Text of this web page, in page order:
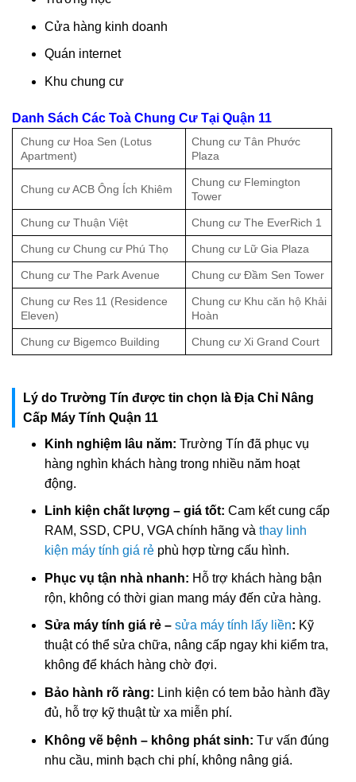
Cửa hàng kinh doanh
Quán internet
Khu chung cư
Danh Sách Các Toà Chung Cư Tại Quận 11
Chung cư Hoa Sen (Lotus
Apartment)
Chung cư Tân Phước
Plaza
Chung cư ACB Ông Ích Khiêm
Chung cư Flemington
Tower
Chung cư Thuận Việt Chung cư The EverRich 1
Chung cư Chung cư Phú Thọ Chung cư Lữ Gia Plaza
Chung cư The Park Avenue Chung cư Đầm Sen Tower
Chung cư Res 11 (Residence
Eleven)
Chung cư Khu căn hộ Khải
Hoàn
Chung cư Bigemco Building Chung cư Xi Grand Court
Lý do Trường Tín được tin chọn là Địa Chỉ Nâng
Cấp Máy Tính Quận 11
Kinh nghiệm lâu năm: Trường Tín đã phục vụ
hàng nghìn khách hàng trong nhiều năm hoạt
động.
Linh kiện chất lượng – giá tốt: Cam kết cung cấp
RAM, SSD, CPU, VGA chính hãng và thay linh
kiện máy tính giá rẻphù hợp từng cấu hình.
Phục vụ tận nhà nhanh: Hỗ trợ khách hàng bận
rộn, không có thời gian mang máy đến cửa hàng.
Sửa máy tính giá rẻ – sửa máy tính lấy liền: Kỹ
thuật có thể sửa chữa, nâng cấp ngay khi kiểm tra,
không để khách hàng chờ đợi.
Bảo hành rõ ràng: Linh kiện có tem bảo hành đầy
đủ, hỗ trợ kỹ thuật từ xa miễn phí.
Không vẽ bệnh – không phát sinh: Tư vấn đúng
nhu cầu, minh bạch chi phí, không nâng giá.